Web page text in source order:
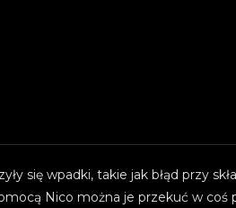
się wpadki, takie jak błąd przy
Nico można je przekuć w coś